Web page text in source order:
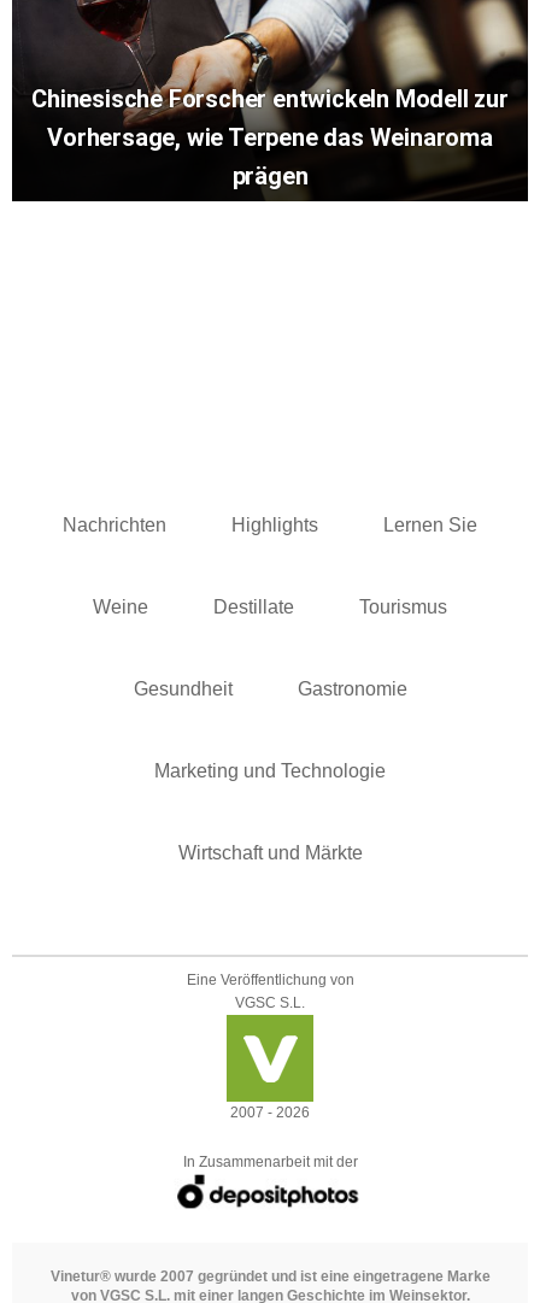
Chinesische Forscher entwickeln Modell zur
Vorhersage, wie Terpene das Weinaroma
prägen
Nachrichten Highlights Lernen Sie
Weine Destillate Tourismus
Gesundheit Gastronomie
Marketing und Technologie
Wirtschaft und Märkte
Eine Veröffentlichung von
VGSC S.L.
2007 - 2026
In Zusammenarbeit mit der
Vinetur® wurde 2007 gegründet und ist eine eingetragene Marke
von VGSC S.L. mit einer langen Geschichte im Weinsektor.